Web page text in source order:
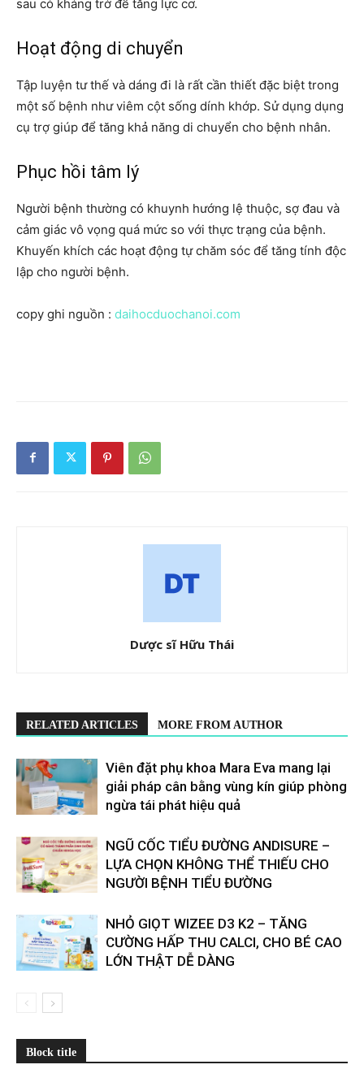
sau có kháng trở để tăng lực cơ.
Hoạt động di chuyển
Tập luyện tư thế và dáng đi là rất cần thiết đặc biệt trong
một số bệnh như viêm cột sống dính khớp. Sử dụng dụng
cụ trợ giúp để tăng khả năng di chuyển cho bệnh nhân.
Phục hồi tâm lý
Người bệnh thường có khuynh hướng lệ thuộc, sợ đau và
cảm giác vô vọng quá mức so với thực trạng của bệnh.
Khuyến khích các hoạt động tự chăm sóc để tăng tính độc
lập cho người bệnh.
copy ghi nguồn : daihocduochanoi.com
Dược sĩ Hữu Thái
RELATED ARTICLES MORE FROM AUTHOR
Viên đặt phụ khoa Mara Eva mang lại
giải pháp cân bằng vùng kín giúp phòng
ngừa tái phát hiệu quả
​​NGŨ CỐC TIỂU ĐƯỜNG ANDISURE –
LỰA CHỌN KHÔNG THỂ THIẾU CHO
NGƯỜI BỆNH TIỂU ĐƯỜNG
NHỎ GIỌT WIZEE D3 K2 – TĂNG
CƯỜNG HẤP THU CALCI, CHO BÉ CAO
LỚN THẬT DỄ DÀNG
Block title